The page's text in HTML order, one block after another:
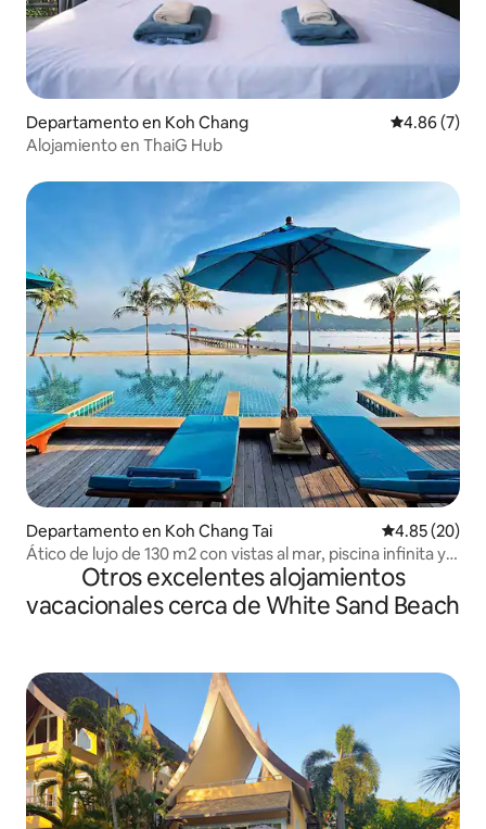
Departamento en Koh Chang Calificación
4.86 (7)
Alojamiento en ThaiG Hub
Departamento en Koh Chang Tai Calificación
4.85 (20)
Ático de lujo de 130 m2 con vistas al mar, piscina infinita y
Otros excelentes alojamientos
vacacionales cerca de White Sand Beach